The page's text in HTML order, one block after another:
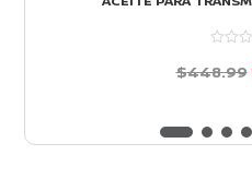
5
$448.99